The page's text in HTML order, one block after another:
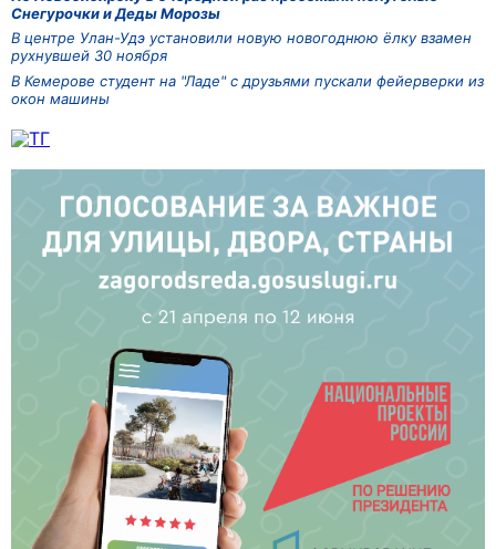
Снегурочки и Деды Морозы
В центре Улан-Удэ установили новую новогоднюю ёлку взамен
рухнувшей 30 ноября
В Кемерове студент на "Ладе" с друзьями пускали фейерверки из
окон машины